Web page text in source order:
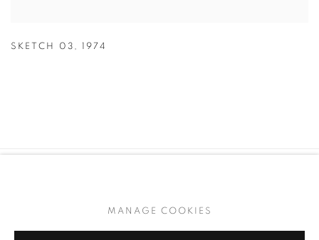
SKETCH 03 , 1974
MANAGE COOKIES